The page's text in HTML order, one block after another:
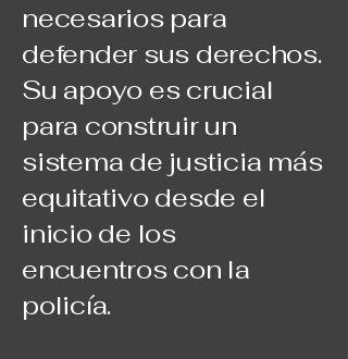
necesarios para
defender sus derechos.
Su apoyo es crucial
para construir un
sistema de justicia más
equitativo desde el
inicio de los
encuentros con la
policía.